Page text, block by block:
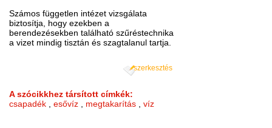
Számos független intézet vizsgálata
biztosítja, hogy ezekben a
berendezésekben található szűréstechnika
a vizet mindig tisztán és szagtalanul tartja.
szerkesztés
A szócikkhez társított címkék:
csapadék ,esővíz , megtakarítás ,víz